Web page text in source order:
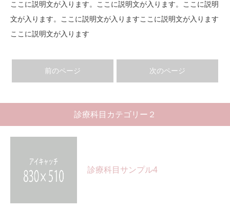
ここに説明文が入ります。ここに説明文が入ります。ここに説明
文が入ります。ここに説明文が入りますここに説明文が入ります
ここに説明文が入ります
前のページ 次のページ
診療科目カテゴリー２
診療科目サンプル4